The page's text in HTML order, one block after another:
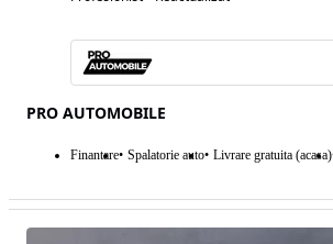
PRO AUTOMOBILE
Finantare Spalatorie auto Livrare gratuita (acasa)